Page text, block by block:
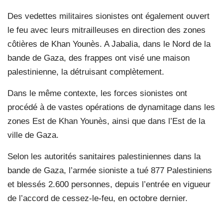
Des vedettes militaires sionistes ont également ouvert
le feu avec leurs mitrailleuses en direction des zones
côtières de Khan Younès. A Jabalia, dans le Nord de la
bande de Gaza, des frappes ont visé une maison
palestinienne, la détruisant complètement.
Dans le même contexte, les forces sionistes ont
procédé à de vastes opérations de dynamitage dans les
zones Est de Khan Younès, ainsi que dans l’Est de la
ville de Gaza.
Selon les autorités sanitaires palestiniennes dans la
bande de Gaza, l’armée sioniste a tué 877 Palestiniens
et blessés 2.600 personnes, depuis l’entrée en vigueur
de l’accord de cessez-le-feu, en octobre dernier.